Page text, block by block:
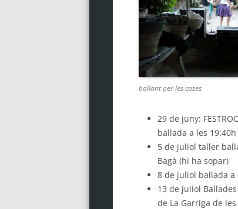
ballant per les cases
29 de juny:
ballada a les 19:40h
5 de juliol taller
Bagà (hi ha sopar)
8 de juliol ballada a
13 de juliol Ballades
de La Garriga de